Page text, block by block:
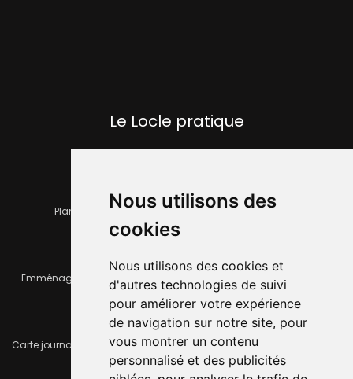
Nous utilisons des
cookies
Nous utilisons des cookies et
d'autres technologies de suivi
pour améliorer votre expérience
de navigation sur notre site, pour
vous montrer un contenu
personnalisé et des publicités
Le Locle pratique
Plan de la ville Horaires et services communaux
Emménager ou déménager Infos pratiques
Carte journalière CFF - Flexicard Travaux importants en cours